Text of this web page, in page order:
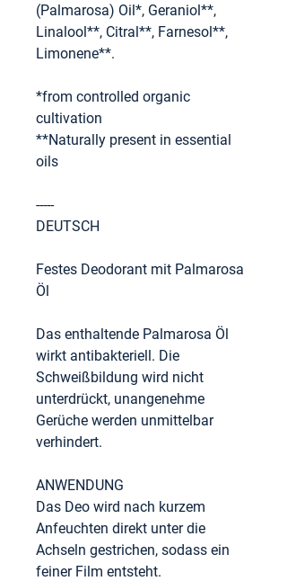
(Palmarosa) Oil*, Geraniol**,
Linalool**, Citral**, Farnesol**,
Limonene**.
*from controlled organic
cultivation
**Naturally present in essential
oils
-----
DEUTSCH
Festes Deodorant mit Palmarosa
Öl
Das enthaltende Palmarosa Öl
wirkt antibakteriell. Die
Schweißbildung wird nicht
unterdrückt, unangenehme
Gerüche werden unmittelbar
verhindert.
ANWENDUNG
Das Deo wird nach kurzem
Anfeuchten direkt unter die
Achseln gestrichen, sodass ein
feiner Film entsteht.